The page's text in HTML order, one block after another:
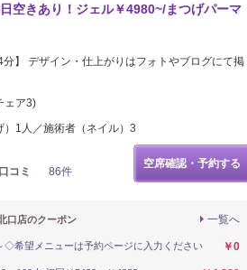
空きあり！ジェル￥4980~/まつげパーマ
分】 デザイン・仕上がりはフォトやブログにて掲
ェア3)
1人／施術者（ネイル）3
口コミ 86件
空席確認・予約する
一覧へ
口店のクーポン
◇希望メニューは予約ページに入力ください ￥0